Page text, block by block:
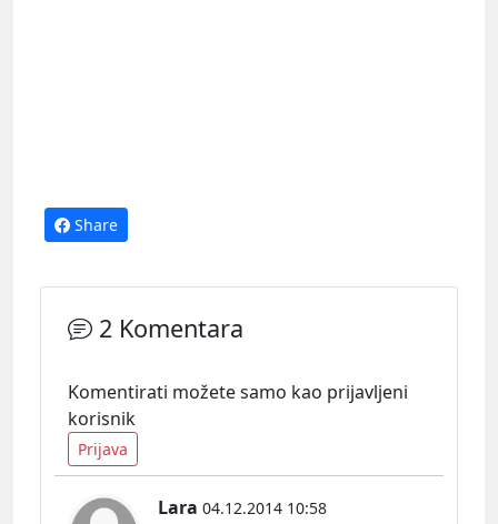
Share
2 Komentara
Komentirati možete samo kao prijavljeni
korisnik
Prijava
Lara 04.12.2014 10:58